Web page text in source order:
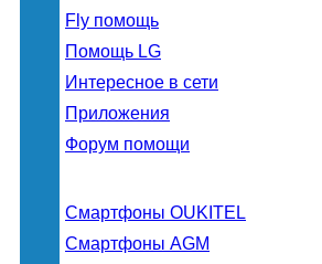
Fly помощь
Помощь LG
Интересное в сети
Приложения
Форум помощи
Смартфоны OUKITEL
Смартфоны AGM